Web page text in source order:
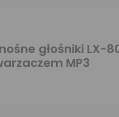
głośniki LX-
MP3